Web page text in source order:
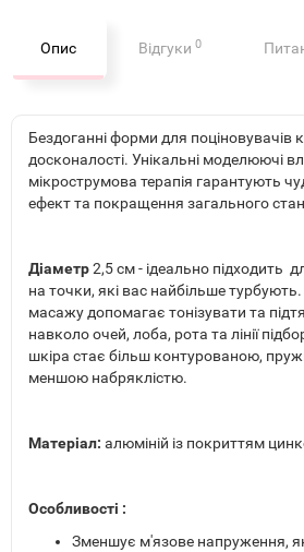
Опис Відгуки 0
Бездоганні форми для поціновувачів
досконалості. Унікальні моделюючі
мікрострумова терапія гарантують
ефект та покращення загального
Діаметр2,5 см - ідеально підходить
на точки, які вас найбільше
масажу допомагає тонізувати та
навколо очей, лоба, рота та лінії
шкіра стає більш контурованою,
меншою набряклістю.
Матеріал: алюміній із покриттям
Особливості :
Зменшує м'язове напруження,